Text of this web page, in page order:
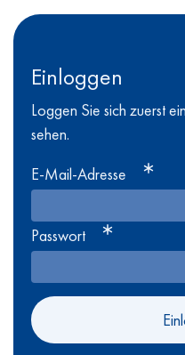
Einloggen
Loggen Sie sich zuerst
sehen.
E-Mail-Adresse
Passwort